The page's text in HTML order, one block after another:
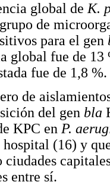
global deK.
de
para el gen
global fue de
fue de 1,8 %.
de
del gen bla
KPC en P.
(16) y
ciudades
entre sí.